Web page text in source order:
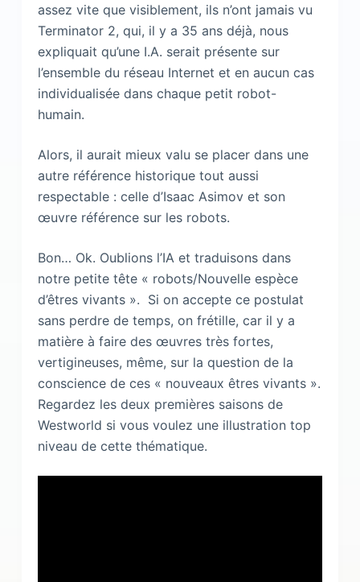
assez vite que visiblement, ils n’ont jamais vu
Terminator 2, qui, il y a 35 ans déjà, nous
expliquait qu’une I.A. serait présente sur
l’ensemble du réseau Internet et en aucun cas
individualisée dans chaque petit robot-
humain.
Alors, il aurait mieux valu se placer dans une
autre référence historique tout aussi
respectable : celle d’Isaac Asimov et son
œuvre référence sur les robots.
Bon… Ok. Oublions l’IA et traduisons dans
notre petite tête « robots/Nouvelle espèce
d’êtres vivants ». Si on accepte ce postulat
sans perdre de temps, on frétille, car il y a
matière à faire des œuvres très fortes,
vertigineuses, même, sur la question de la
conscience de ces « nouveaux êtres vivants ».
Regardez les deux premières saisons de
Westworld si vous voulez une illustration top
niveau de cette thématique.